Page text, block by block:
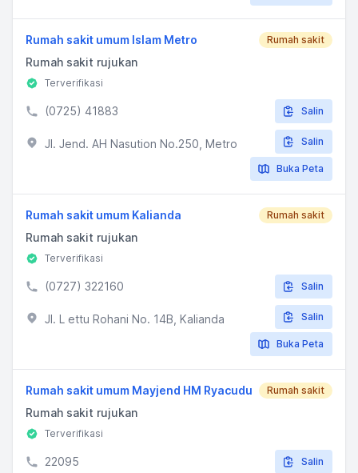
Rumah sakit umum Islam Metro Rumah sakit
Rumah sakit rujukan
Terverifikasi
(0725) 41883 Salin
Jl. Jend. AH Nasution No.250, Metro Salin
Buka Peta
Rumah sakit umum Kalianda Rumah sakit
Rumah sakit rujukan
Terverifikasi
(0727) 322160 Salin
Jl. L ettu Rohani No. 14B, Kalianda Salin
Buka Peta
Rumah sakit umum Mayjend HM Ryacudu Rumah sakit
Rumah sakit rujukan
Terverifikasi
22095 Salin